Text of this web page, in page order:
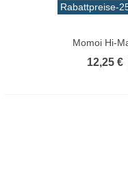
Rabattpreise-
Momoi Hi-
12,25 €